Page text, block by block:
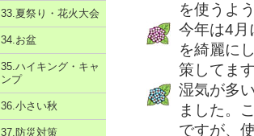
を使うよ
今年は4月
を綺麗に
策してま
湿気が多
ました。
ですが、
33.夏祭り・花火大会
34.お盆
35.ハイキング・キャ
ンプ
36.小さい秋
37.防災対策